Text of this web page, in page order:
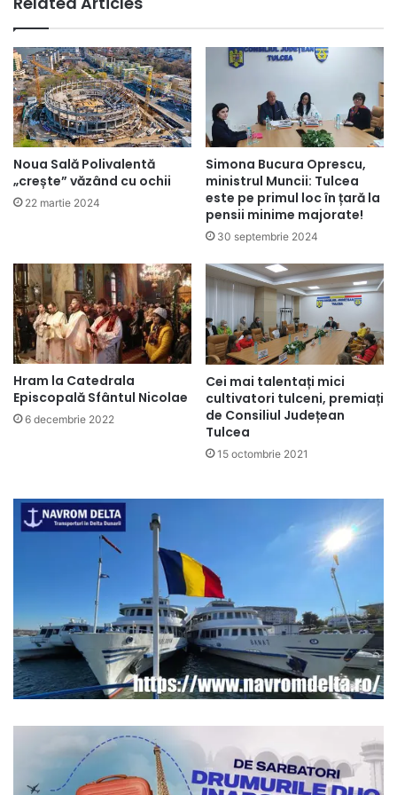
Noua Sală Polivalentă
„crește” văzând cu ochii
22 martie 2024
Simona Bucura Oprescu,
ministrul Muncii: Tulcea
este pe primul loc în țară la
pensii minime majorate!
30 septembrie 2024
Hram la Catedrala
Episcopală Sfântul Nicolae
6 decembrie 2022
Cei mai talentați mici
cultivatori tulceni, premiați
de Consiliul Județean
Tulcea
15 octombrie 2021